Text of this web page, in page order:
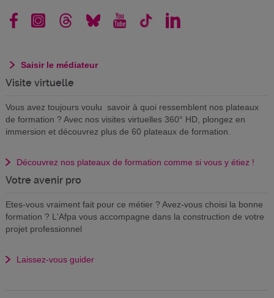
Saisir le médiateur
Visite virtuelle
Vous avez toujours voulu savoir à quoi ressemblent nos plateaux
de formation ? Avec nos visites virtuelles 360° HD, plongez en
immersion et découvrez plus de 60 plateaux de formation.
Découvrez nos plateaux de formation comme si vous y étiez !
Votre avenir pro
Etes-vous vraiment fait pour ce métier ? Avez-vous choisi la bonne
formation ? L'Afpa vous accompagne dans la construction de votre
projet professionnel
Laissez-vous guider